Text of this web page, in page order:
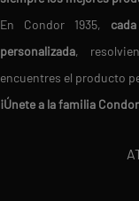
En Condor 1935,
personalizada,
encuentres el producto
¡Únete a la familia